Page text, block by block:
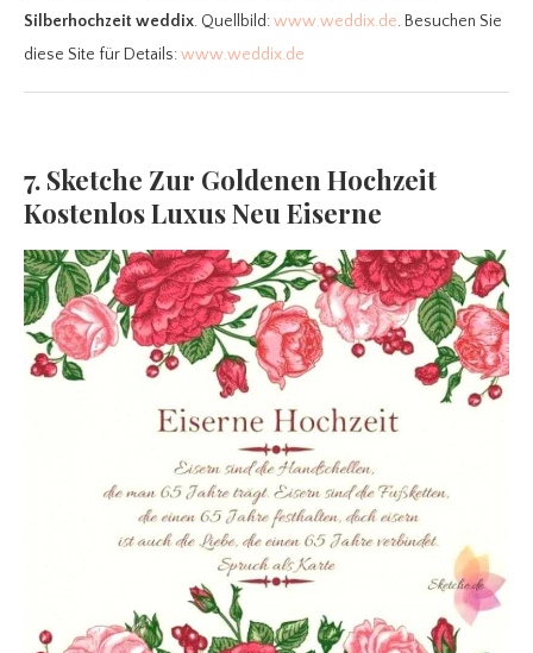
Silberhochzeit weddix. Quellbild:www.weddix.de. Besuchen Sie
diese Site für Details:www.weddix.de
7. Sketche Zur Goldenen Hochzeit
Kostenlos Luxus Neu Eiserne